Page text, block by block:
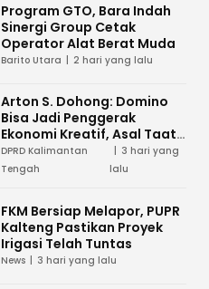
Program GTO, Bara Indah
Sinergi Group Cetak
Operator Alat Berat Muda
Barito Utara 2 hari yang lalu
Arton S. Dohong: Domino
Bisa Jadi Penggerak
Ekonomi Kreatif, Asal Taat
Aturan
DPRD Kalimantan
Tengah
3 hari yang
lalu
FKM Bersiap Melapor, PUPR
Kalteng Pastikan Proyek
Irigasi Telah Tuntas
News 3 hari yang lalu